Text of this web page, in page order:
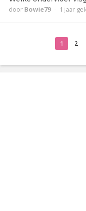
door Bowie79 - 1 jaar
1 2